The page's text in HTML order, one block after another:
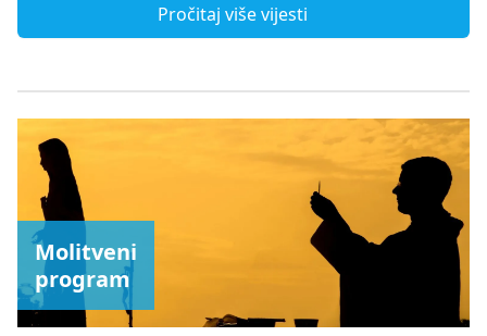
Pročitaj više vijesti
Molitveni
program